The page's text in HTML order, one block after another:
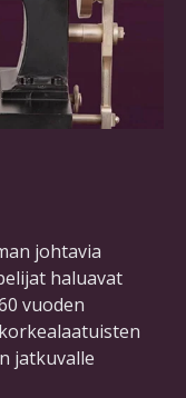
johtavia
haluavat
vuoden
jatkuvalle